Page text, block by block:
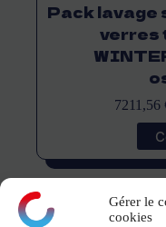
Gérer le
cookies
Pack lavage
verres
7211,56